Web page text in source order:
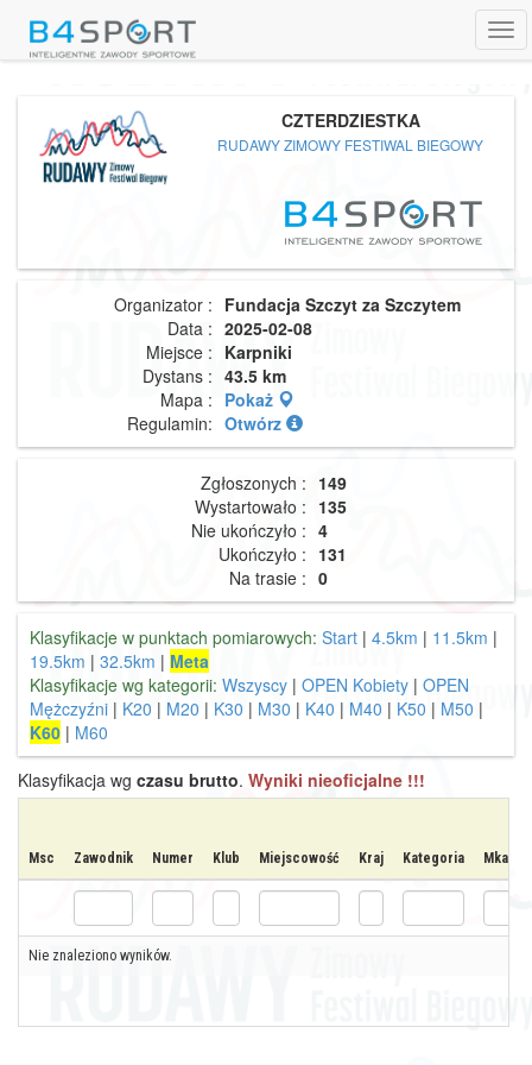
CZTERDZIESTKA
RUDAWY ZIMOWY FESTIWAL BIEGOWY
Organizator : Fundacja Szczyt za Szczytem
Data : 2025-02-08
Miejsce : Karpniki
Dystans : 43.5 km
Mapa : Pokaż
Regulamin: Otwórz
Zgłoszonych : 149
Wystartowało : 135
Nie ukończyło : 4
Ukończyło : 131
Na trasie : 0
Klasyfikacje w punktach pomiarowych: Start | 4.5km | 11.5km |
19.5km | 32.5km | Meta
Klasyfikacje wg kategorii: Wszyscy | OPEN Kobiety | OPEN
Mężczyźni | K20 | M20 | K30 | M30 | K40 | M40 | K50 | M50 |
K60 | M60
Klasyfikacja wg czasu brutto. Wyniki nieoficjalne !!!
Msc Zawodnik Numer Klub Miejscowość Kraj Kategoria Mkat
Nie znaleziono wyników.